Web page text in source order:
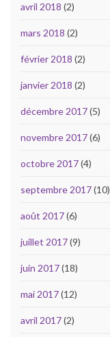
avril 2018 (2)
mars 2018 (2)
février 2018 (2)
janvier 2018 (2)
décembre 2017(5)
novembre 2017(6)
octobre 2017(4)
septembre 2017(10)
août 2017(6)
juillet 2017(9)
juin 2017(18)
mai 2017(12)
avril 2017(2)